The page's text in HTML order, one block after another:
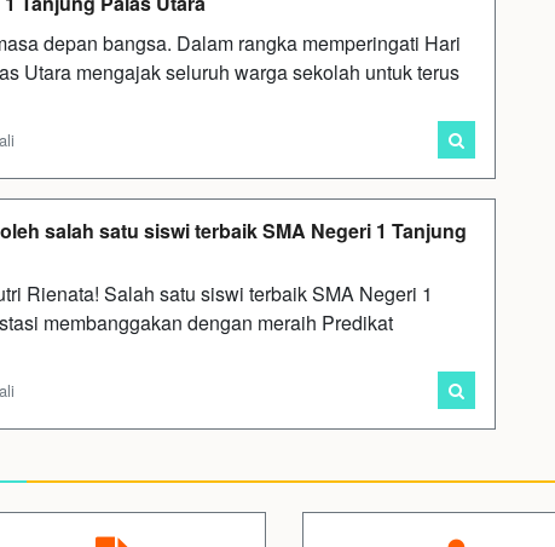
depan bangsa. Dalam rangka memperingati Hari
Utara mengajak seluruh warga sekolah untuk terus
salah satu siswi terbaik SMA Negeri 1 Tanjung
Rienata! Salah satu siswi terbaik SMA Negeri 1
membanggakan dengan meraih Predikat